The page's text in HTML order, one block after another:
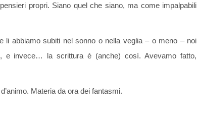
propri. Siano quel che siano, ma come impalpabili
li abbiamo subiti nel sonno o nella veglia – o meno – noi
e invece… la scrittura è (anche) così. Avevamo fatto,
Materia da ora dei fantasmi.